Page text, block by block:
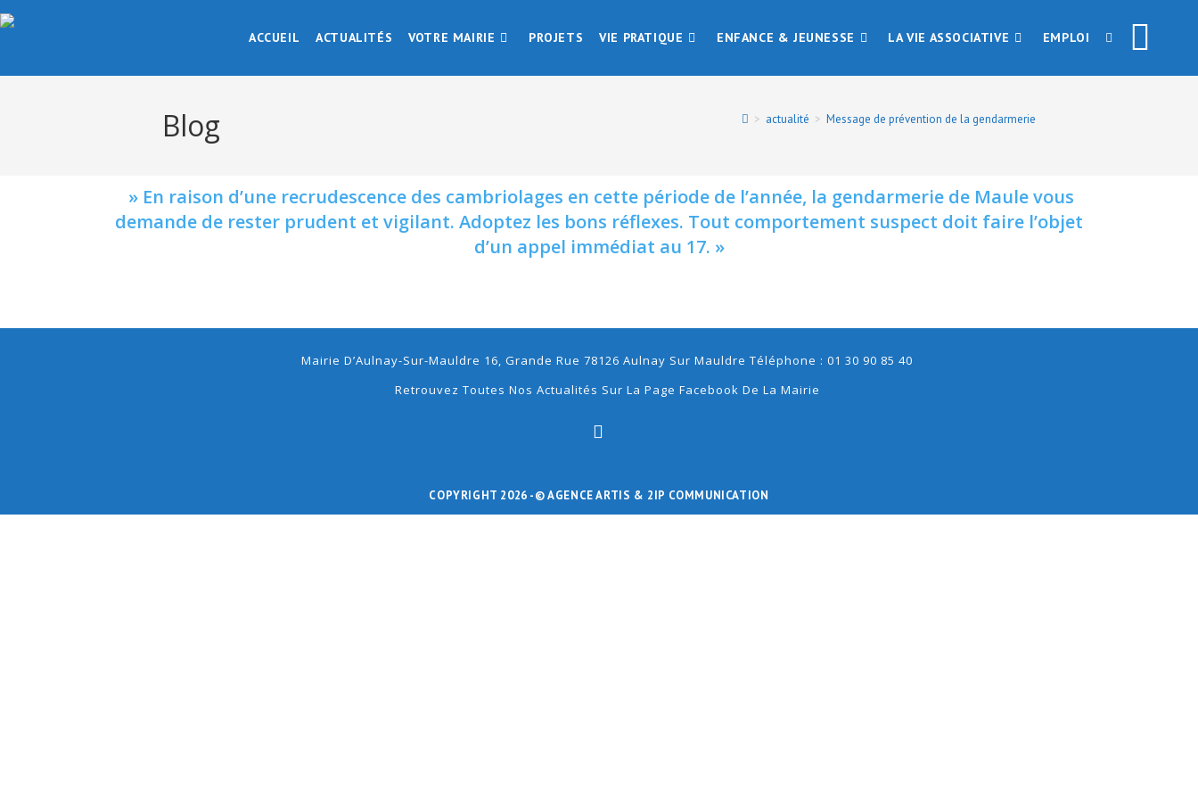
ACCUEIL ACTUALITÉS VOTRE MAIRIE PROJETS VIE PRATIQUE ENFANCE & JEUNESSE LA VIE ASSOCIATIVE EMPLOI
Blog > actualité > Message de prévention de la gendarmerie
» En raison d’une recrudescence des cambriolages en cette période de l’année, la gendarmerie de Maule vous
demande de rester prudent et vigilant. Adoptez les bons réflexes. Tout comportement suspect doit faire l’objet
d’un appel immédiat au 17. »
Mairie D’Aulnay-Sur-Mauldre 16, Grande Rue 78126 Aulnay Sur Mauldre Téléphone : 01 30 90 85 40
Retrouvez Toutes Nos Actualités Sur La Page Facebook De La Mairie
COPYRIGHT 2026 -© AGENCE ARTIS & 2IP COMMUNICATION